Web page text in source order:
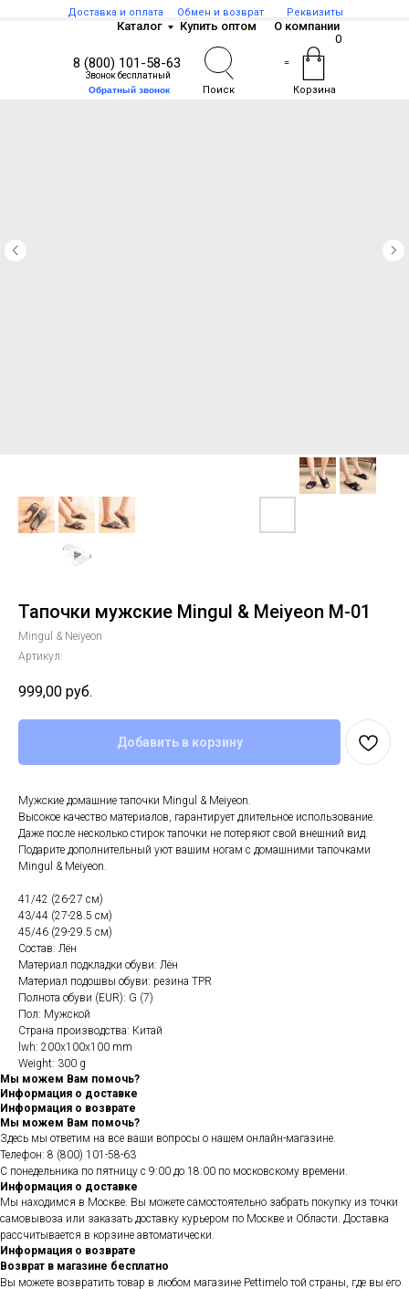
8 (800) 101-58-63
Звонок бесплатный
Каталог Купить оптом О компании
Доставка и оплата Обмен и возврат Реквизиты
0
=
Обратный звонок Поиск Корзина
Тапочки мужские Mingul & Meiyeon M-01
Mingul & Neiyeon
Артикул:
999,00 руб.
Добавить в корзину
Мужские домашние тапочки Mingul & Meiyeon.
Высокое качество материалов, гарантирует длительное использование.
Даже после несколько стирок тапочки не потеряют свой внешний вид.
Подарите дополнительный уют вашим ногам с домашними тапочками
Mingul & Meiyeon.
41/42 (26-27 см)
43/44 (27-28.5 см)
45/46 (29-29.5 см)
Состав: Лён
Материал подкладки обуви: Лён
Материал подошвы обуви: резина TPR
Полнота обуви (EUR): G (7)
Пол: Мужской
Страна производства: Китай
lwh: 200x100x100 mm
Weight: 300 g
Мы можем Вам помочь?
Информация о доставке
Информация о возврате
Мы можем Вам помочь?
Здесь мы ответим на все ваши вопросы о нашем онлайн-магазине.
Телефон: 8 (800) 101-58-63
С понедельника по пятницу с 9:00 до 18:00 по московскому времени.
Информация о доставке
Мы находимся в Москве. Вы можете самостоятельно забрать покупку из точки
самовывоза или заказать доставку курьером по Москве и Области. Доставка
рассчитывается в корзине автоматически.
Информация о возврате
Возврат в магазине бесплатно
Вы можете возвратить товар в любом магазине Pettimelo той страны, где вы его